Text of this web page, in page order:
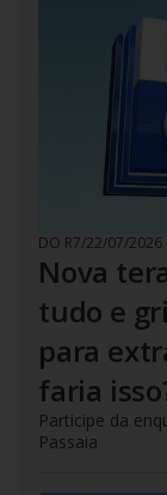
DO R7/22/07/2026
Nova
tudo e
para
faria
Participe da
Passaia